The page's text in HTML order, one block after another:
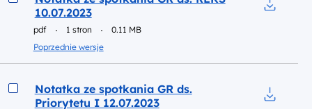
10.07.2023
pdf 1 stron
0.11 MB
Poprzednie wersje
Podgląd
Notatka ze spotkania GR ds.
Priorytetu I 12.07.2023